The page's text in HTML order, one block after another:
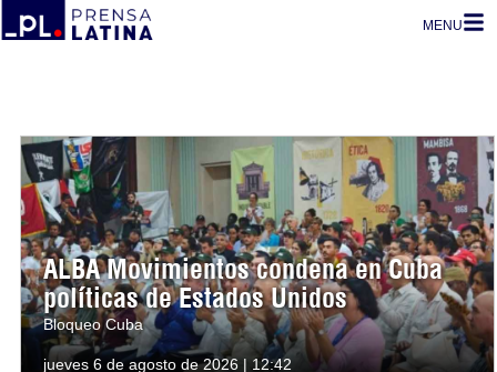
MENU
ALBA Movimientos condena en Cuba
políticas de Estados Unidos
Bloqueo Cuba
jueves 6 de agosto de 2026 | 12:42